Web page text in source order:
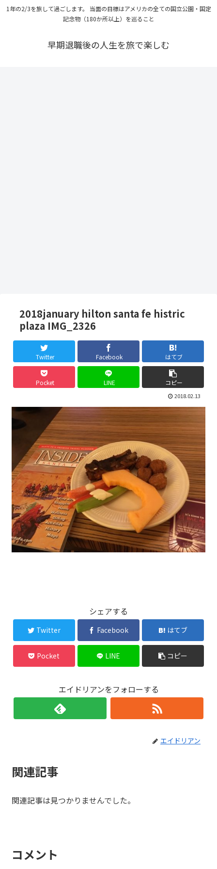
1年の2/3を旅して過ごします。 当面の目標はアメリカの全ての国立公園・国定
記念物（180か所以上）を巡ること
早期退職後の人生を旅で楽しむ
2018january hilton santa fe histric
plaza IMG_2326
Twitter Facebook はてブ
Pocket LINE コピー
2018.02.13
シェアする
Twitter Facebook はてブ
Pocket LINE コピー
エイドリアンをフォローする
エイドリアン
関連記事
関連記事は見つかりませんでした。
コメント